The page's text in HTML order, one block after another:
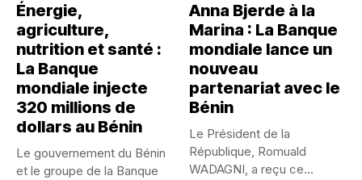
Énergie,
agriculture,
nutrition et santé :
La Banque
mondiale injecte
320 millions de
dollars au Bénin
Le gouvernement du Bénin
et le groupe de la Banque
Anna Bjerde à la
Marina : La Banque
mondiale lance un
nouveau
partenariat avec le
Bénin
Le Président de la
République, Romuald
WADAGNI, a reçu ce